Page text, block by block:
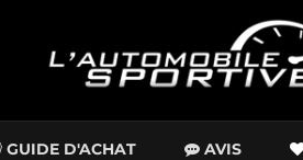
GUIDE D'ACHAT AVIS